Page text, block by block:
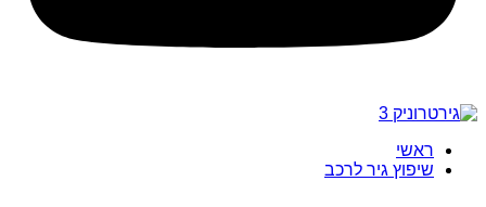
ראשי
שיפוץ גיר לרכב